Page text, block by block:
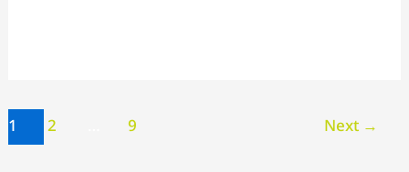
ວິທະຍຸ
1 2 9 Next →